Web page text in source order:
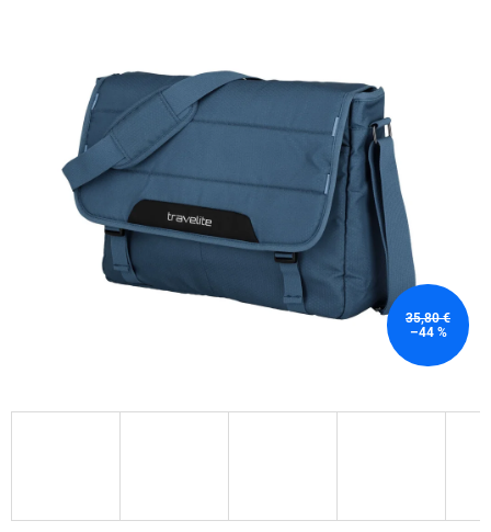
z
5
hviezdičiek.
35,80 €
–44 %